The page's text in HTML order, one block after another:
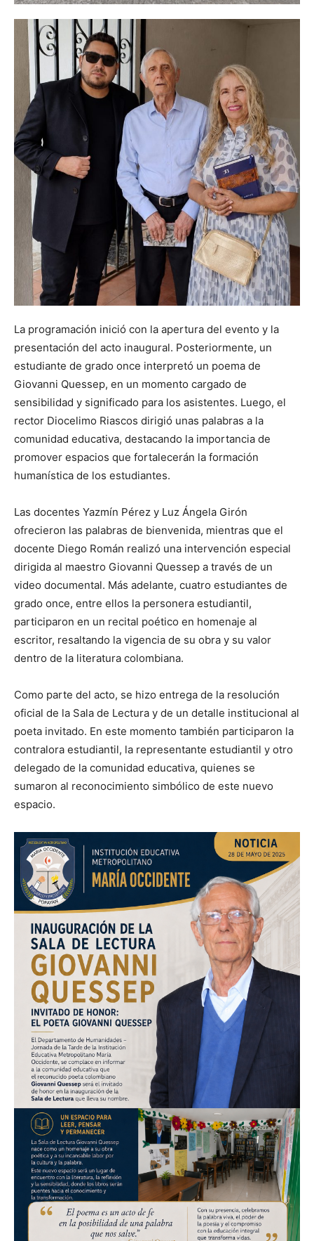
La programación inició con la apertura del evento y la
presentación del acto inaugural. Posteriormente, un
estudiante de grado once interpretó un poema de
Giovanni Quessep, en un momento cargado de
sensibilidad y significado para los asistentes. Luego, el
rector Diocelimo Riascos dirigió unas palabras a la
comunidad educativa, destacando la importancia de
promover espacios que fortalecerán la formación
humanística de los estudiantes.
Las docentes Yazmín Pérez y Luz Ángela Girón
ofrecieron las palabras de bienvenida, mientras que el
docente Diego Román realizó una intervención especial
dirigida al maestro Giovanni Quessep a través de un
video documental. Más adelante, cuatro estudiantes de
grado once, entre ellos la personera estudiantil,
participaron en un recital poético en homenaje al
escritor, resaltando la vigencia de su obra y su valor
dentro de la literatura colombiana.
Como parte del acto, se hizo entrega de la resolución
oficial de la Sala de Lectura y de un detalle institucional al
poeta invitado. En este momento también participaron la
contralora estudiantil, la representante estudiantil y otro
delegado de la comunidad educativa, quienes se
sumaron al reconocimiento simbólico de este nuevo
espacio.